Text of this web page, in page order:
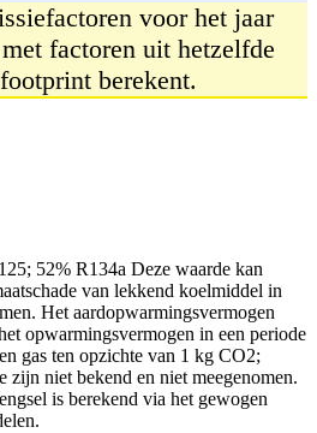
voor het jaar
factoren uit hetzelfde
berekent.
52% R134a Deze waarde kan
van lekkend koelmiddel in
Het aardopwarmingsvermogen
opwarmingsvermogen in een periode
gas ten opzichte van 1 kg CO2;
zijn niet bekend en niet meegenomen.
is berekend via het gewogen